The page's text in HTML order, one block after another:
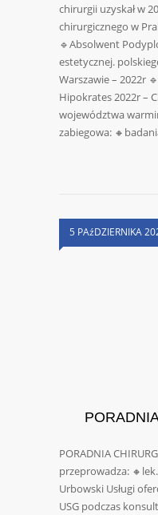
chirurgii uzyskał w
chirurgicznego w
🔹Absolwent
estetycznej.
Warszawie – 2022r
Hipokrates 2022r –
województwa
zabiegowa:
5 PAźDZIERNIKA
PORADNIA
przeprowadza:
Urbowski Usługi
USG podczas